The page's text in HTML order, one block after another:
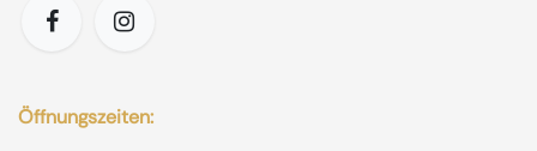
Öffnungszeiten: